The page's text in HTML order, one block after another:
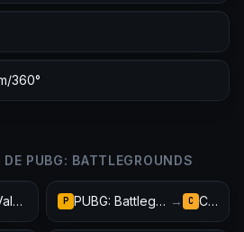
360°
PUBG: BATTLEGROUNDS
Valorant P PUBG: Battlegrounds → C CS2